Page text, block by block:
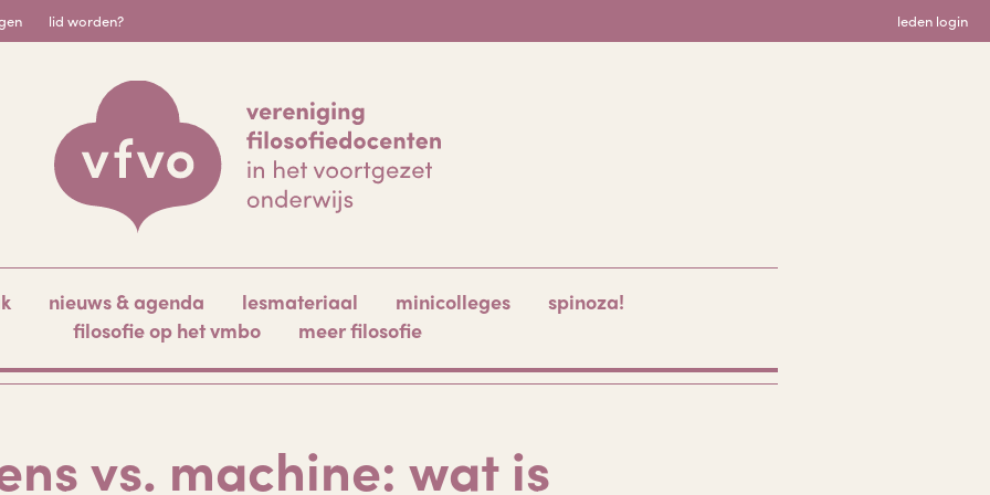
lid worden? leden login
nieuws & agenda lesmateriaal minicolleges
spinoza!
filosofie op het vmbo
meer filosofie
vs. machine: wat is